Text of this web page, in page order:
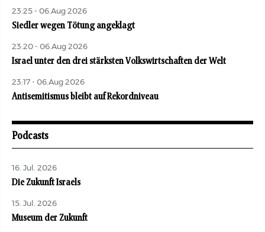
23:25 - 06.Aug 2026
Siedler wegen Tötung angeklagt
23:20 - 06.Aug 2026
Israel unter den drei stärksten Volkswirtschaften der Welt
23:17 - 06.Aug 2026
Antisemitismus bleibt auf Rekordniveau
Podcasts
16. Jul. 2026
Die Zukunft Israels
15. Jul. 2026
Museum der Zukunft